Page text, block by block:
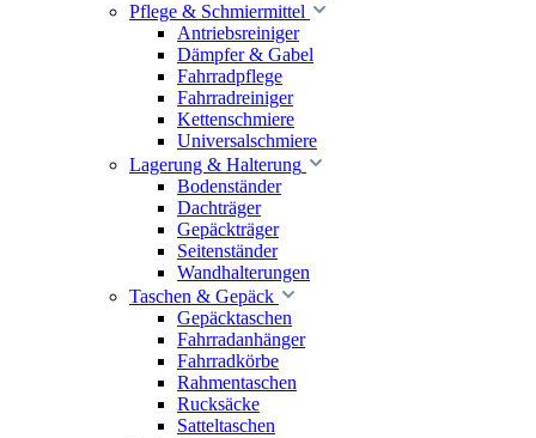
Pflege & Schmiermittel
Antriebsreiniger
Dämpfer & Gabel
Fahrradpflege
Fahrradreiniger
Kettenschmiere
Universalschmiere
Lagerung & Halterung
Bodenständer
Dachträger
Gepäckträger
Seitenständer
Wandhalterungen
Taschen & Gepäck
Gepäcktaschen
Fahrradanhänger
Fahrradkörbe
Rahmentaschen
Rucksäcke
Satteltaschen